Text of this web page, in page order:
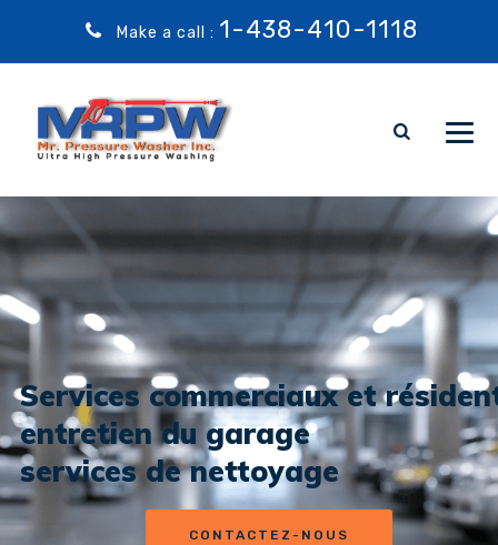
Make a call : 1-438-410-1118
Services commerciaux et
entretien du garage
services de nettoyage
CONTACTEZ-NOUS